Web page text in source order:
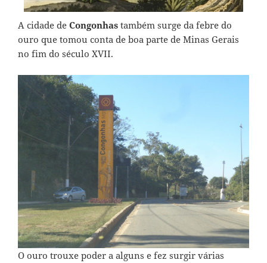
A cidade de Congonhas também surge da febre do
ouro que tomou conta de boa parte de Minas Gerais
no fim do século XVII.
O ouro trouxe poder a alguns e fez surgir várias